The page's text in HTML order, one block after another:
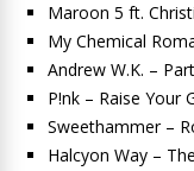
Maroon 5 ft.
My Chemical
Andrew W.K. –
P!nk – Raise Your
Sweethammer –
Halcyon Way –